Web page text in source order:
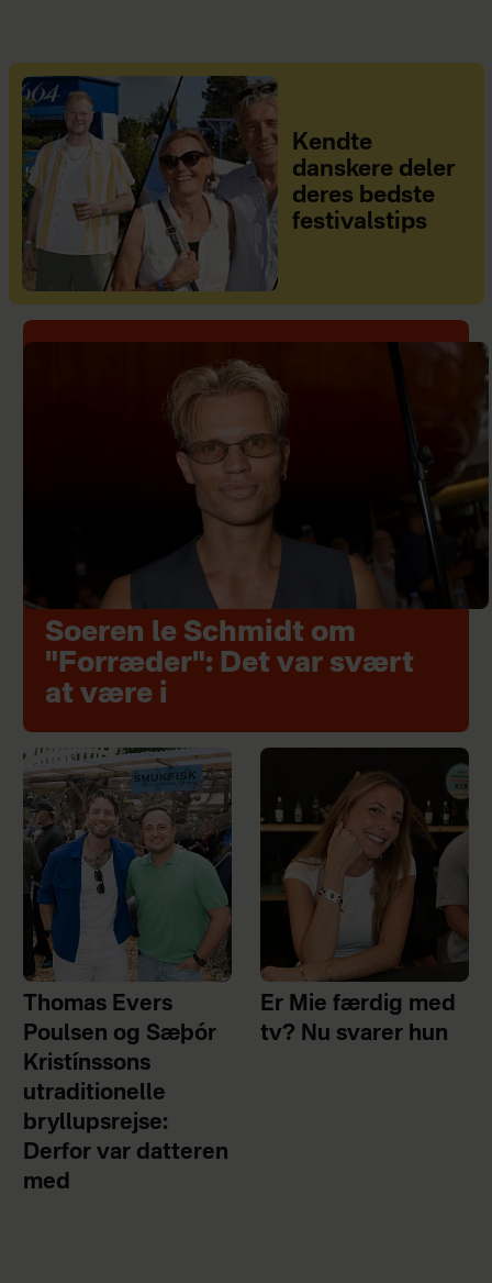
Kendte
danskere deler
deres bedste
festivalstips
Soeren le Schmidt om
"Forræder": Det var svært
at være i
Thomas Evers
Poulsen og Sæþór
Kristínssons
utraditionelle
bryllupsrejse:
Derfor var datteren
med
Er Mie færdig med
tv? Nu svarer hun